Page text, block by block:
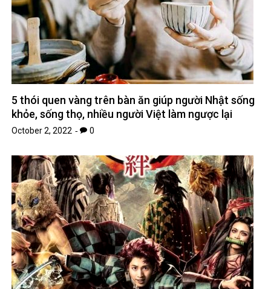
5 thói quen vàng trên bàn ăn giúp người Nhật sống
khỏe, sống thọ, nhiều người Việt làm ngược lại
October 2, 2022 0